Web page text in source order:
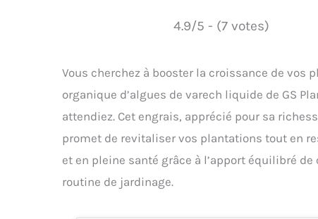
4.9/5 - (7 votes)
Vous cherchez à booster la croissance de vos
organique d’algues de varech liquide de GS
attendiez. Cet engrais, apprécié pour sa
promet de revitaliser vos plantations tout en
et en pleine santé grâce à l’apport équilibré
routine de jardinage.